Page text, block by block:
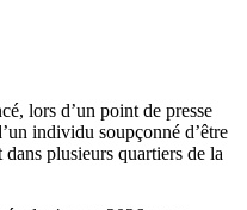
lors d’un point de presse
individu soupçonné d’être
plusieurs quartiers de la